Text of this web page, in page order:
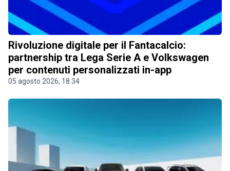
Rivoluzione digitale per il Fantacalcio:
partnership tra Lega Serie A e Volkswagen
per contenuti personalizzati in-app
05 agosto 2026, 18.34